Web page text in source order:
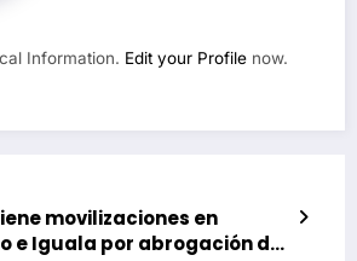
Information. Edit your Profile now.
movilizaciones en
e Iguala por abrogación de